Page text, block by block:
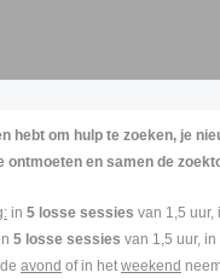
hebt om hulp te zoeken, je
ontmoeten en samen de
in 5 losse sessies van 1,5 uur,
5 losse sessies van 1,5 uur, in
avond of in hetweekend